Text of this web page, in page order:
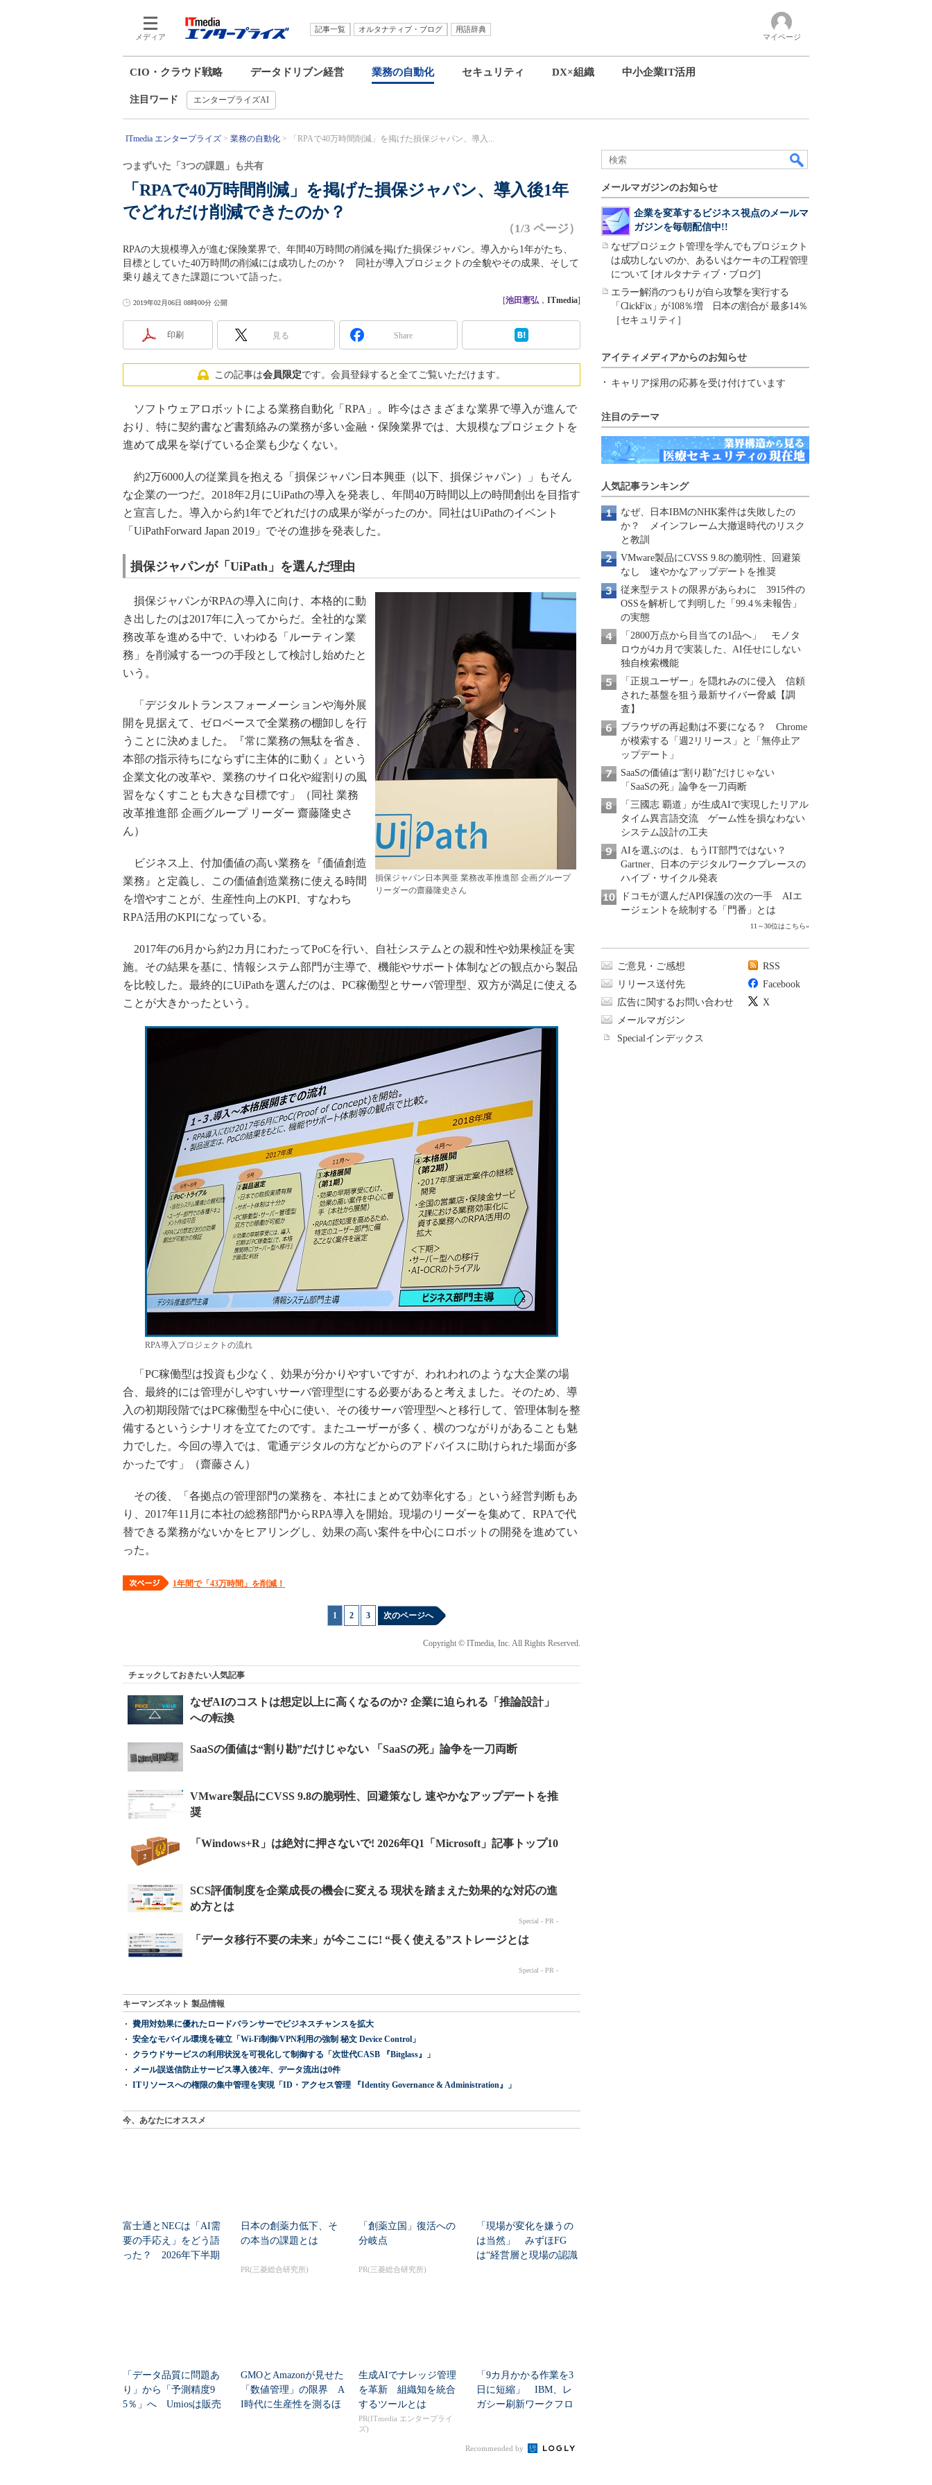
メディア
記事一覧 オルタナティブ・ブログ
用語辞典
マイページ
CIO・クラウド戦略 データドリブン経営 業務の自動化 セキュリティ DX×組織 中小企業IT活用
注目ワード エンタープライズAI
ITmedia エンタープライズ 業務の自動化 「RPAで40万時間削減」を掲げた損保ジャパン、導入...
「RPAで40万時間削減」を掲げた損保ジャパン、導入後1年
でどれだけ削減できたのか？
つまずいた「3つの課題」も共有
（1/3 ページ）
RPAの大規模導入が進む保険業界で、年間40万時間の削減を掲げた損保ジャパン。導入から1年がたち、
目標としていた40万時間の削減には成功したのか？ 同社が導入プロジェクトの全貌やその成果、そして
乗り越えてきた課題について語った。
2019年02月06日 08時00分 公開 [池田憲弘 ， ITmedia]
印刷 見る Share
この記事は会員限定です。会員登録すると全てご覧いただけます。
ソフトウェアロボットによる業務自動化「RPA」。昨今はさまざまな業界で導入が進んで
おり、特に契約書など書類絡みの業務が多い金融・保険業界では、大規模なプロジェクトを
進めて成果を挙げている企業も少なくない。
約2万6000人の従業員を抱える「損保ジャパン日本興亜（以下、損保ジャパン）」もそん
な企業の一つだ。2018年2月にUiPathの導入を発表し、年間40万時間以上の時間創出を目指す
と宣言した。導入から約1年でどれだけの成果が挙がったのか。同社はUiPathのイベント
「UiPathForward Japan 2019」でその進捗を発表した。
損保ジャパンが「UiPath」を選んだ理由
損保ジャパン日本興亜 業務改革推進部 企画グループ
リーダーの齋藤隆史さん
損保ジャパンがRPAの導入に向け、本格的に動
き出したのは2017年に入ってからだ。全社的な業
務改革を進める中で、いわゆる「ルーティン業
務」を削減する一つの手段として検討し始めたと
いう。
「デジタルトランスフォーメーションや海外展
開を見据えて、ゼロベースで全業務の棚卸しを行
うことに決めました。『常に業務の無駄を省き、
本部の指示待ちにならずに主体的に動く』という
企業文化の改革や、業務のサイロ化や縦割りの風
習をなくすことも大きな目標です」（同社 業務
改革推進部 企画グループ リーダー 齋藤隆史さ
ん）
ビジネス上、付加価値の高い業務を『価値創造
業務』と定義し、この価値創造業務に使える時間
を増やすことが、生産性向上のKPI、すなわち
RPA活用のKPIになっている。
2017年の6月から約2カ月にわたってPoCを行い、自社システムとの親和性や効果検証を実
施。その結果を基に、情報システム部門が主導で、機能やサポート体制などの観点から製品
を比較した。最終的にUiPathを選んだのは、PC稼働型とサーバ管理型、双方が満足に使える
ことが大きかったという。
RPA導入プロジェクトの流れ
「PC稼働型は投資も少なく、効果が分かりやすいですが、われわれのような大企業の場
合、最終的には管理がしやすいサーバ管理型にする必要があると考えました。そのため、導
入の初期段階ではPC稼働型を中心に使い、その後サーバ管理型へと移行して、管理体制を整
備するというシナリオを立てたのです。またユーザーが多く、横のつながりがあることも魅
力でした。今回の導入では、電通デジタルの方などからのアドバイスに助けられた場面が多
かったです」（齋藤さん）
その後、「各拠点の管理部門の業務を、本社にまとめて効率化する」という経営判断もあ
り、2017年11月に本社の総務部門からRPA導入を開始。現場のリーダーを集めて、RPAで代
替できる業務がないかをヒアリングし、効果の高い案件を中心にロボットの開発を進めてい
った。
1年間で「43万時間」を削減！
1 2 3 次のページへ
Copyright © ITmedia, Inc. All Rights Reserved.
チェックしておきたい人気記事
キーマンズネット 製品情報
費用対効果に優れたロードバランサーでビジネスチャンスを拡大
安全なモバイル環境を確立「Wi-Fi制御/VPN利用の強制 秘文 Device Control」
クラウドサービスの利用状況を可視化して制御する「次世代CASB 『Bitglass』」
メール誤送信防止サービス導入後2年、データ流出は0件
ITリソースへの権限の集中管理を実現「ID・アクセス管理 『Identity Governance & Administration』」
今、あなたにオススメ
富士通とNECは「AI需
要の手応え」をどう語
った？ 2026年下半期
日本の創薬力低下、そ
の本当の課題とは
PR(三菱総合研究所)
「創薬立国」復活への
分岐点
PR(三菱総合研究所)
「現場が変化を嫌うの
は当然」 みずほFG
は“経営層と現場の認識
「データ品質に問題あ
り」から「予測精度9
5％」へ Umiosは販売
GMOとAmazonが見せた
「数値管理」の限界 A
I時代に生産性を測るほ
生成AIでナレッジ管理
を革新 組織知を統合
するツールとは
PR(ITmedia エンタープライ
ズ)
「9カ月かかる作業を3
日に短縮」 IBM、レ
ガシー刷新ワークフロ
Recommended by
メールマガジンのお知らせ
企業を変革するビジネス視点のメールマ
ガジンを毎朝配信中!!
なぜプロジェクト管理を学んでもプロジェクト
は成功しないのか、あるいはケーキの工程管理
について [オルタナティブ・ブログ]
エラー解消のつもりが自ら攻撃を実行する
「ClickFix」が108％増 日本の割合が 最多14％
［セキュリティ］
アイティメディアからのお知らせ
キャリア採用の応募を受け付けています
注目のテーマ
人気記事ランキング
なぜ、日本IBMのNHK案件は失敗したの
か？ メインフレーム大撤退時代のリスク
と教訓
VMware製品にCVSS 9.8の脆弱性、回避策
なし 速やかなアップデートを推奨
従来型テストの限界があらわに 3915件の
OSSを解析して判明した「99.4％未報告」
の実態
「2800万点から目当ての1品へ」 モノタ
ロウが4カ月で実装した、AI任せにしない
独自検索機能
「正規ユーザー」を隠れみのに侵入 信頼
された基盤を狙う最新サイバー脅威【調
査】
ブラウザの再起動は不要になる？ Chrome
が模索する「週2リリース」と「無停止ア
ップデート」
SaaSの価値は“割り勘”だけじゃない
「SaaSの死」論争を一刀両断
「三國志 覇道」が生成AIで実現したリアル
タイム異言語交流 ゲーム性を損なわない
システム設計の工夫
AIを選ぶのは、もうIT部門ではない？
Gartner、日本のデジタルワークプレースの
ハイプ・サイクル発表
ドコモが選んだAPI保護の次の一手 AIエ
ージェントを統制する「門番」とは
11～30位はこちら»
ご意見・ご感想
リリース送付先
広告に関するお問い合わせ
メールマガジン
Specialインデックス
RSS
Facebook
X